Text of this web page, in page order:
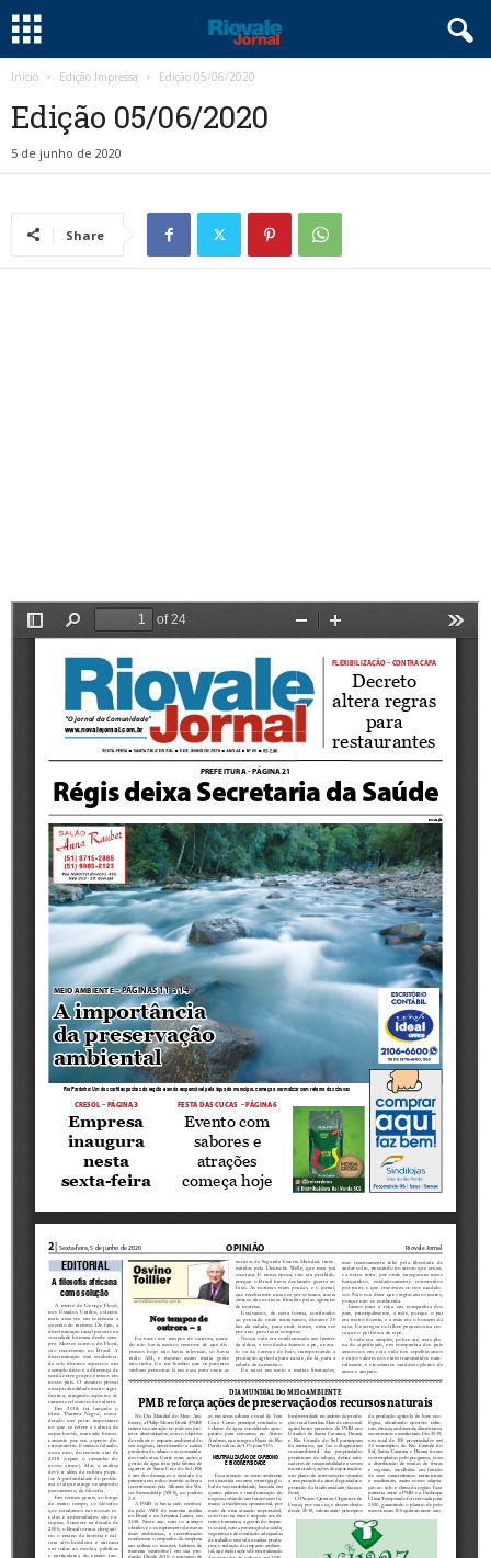
Início Edição Impressa Edição 05/06/2020
Edição 05/06/2020
5 de junho de 2020
Share